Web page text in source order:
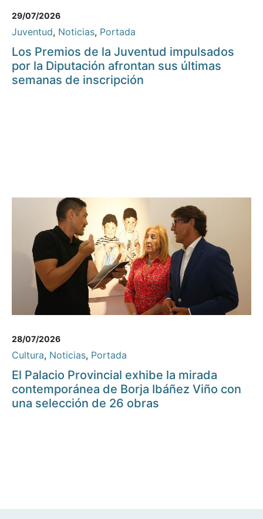
29/07/2026
Juventud, Noticias, Portada
Los Premios de la Juventud impulsados
por la Diputación afrontan sus últimas
semanas de inscripción
28/07/2026
Cultura, Noticias, Portada
El Palacio Provincial exhibe la mirada
contemporánea de Borja Ibáñez Viño con
una selección de 26 obras